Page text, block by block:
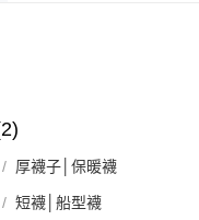
厚襪子│保暖襪
短襪│船型襪